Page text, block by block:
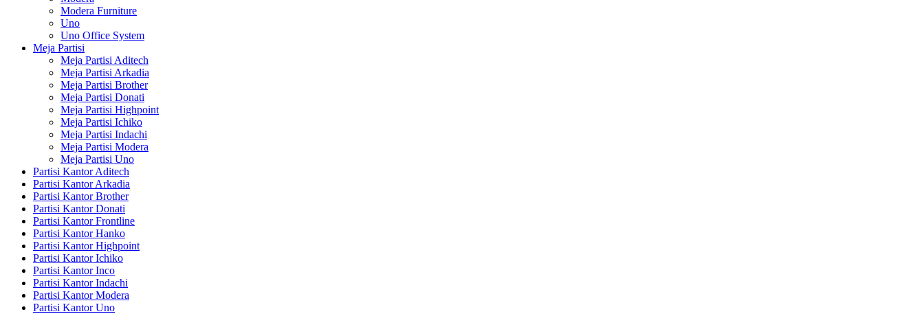
Modera Furniture
Uno
Uno Office System
Meja Partisi
Meja Partisi Aditech
Meja Partisi Arkadia
Meja Partisi Brother
Meja Partisi Donati
Meja Partisi Highpoint
Meja Partisi Ichiko
Meja Partisi Indachi
Meja Partisi Modera
Meja Partisi Uno
Partisi Kantor Aditech
Partisi Kantor Arkadia
Partisi Kantor Brother
Partisi Kantor Donati
Partisi Kantor Frontline
Partisi Kantor Hanko
Partisi Kantor Highpoint
Partisi Kantor Ichiko
Partisi Kantor Inco
Partisi Kantor Indachi
Partisi Kantor Modera
Partisi Kantor Uno